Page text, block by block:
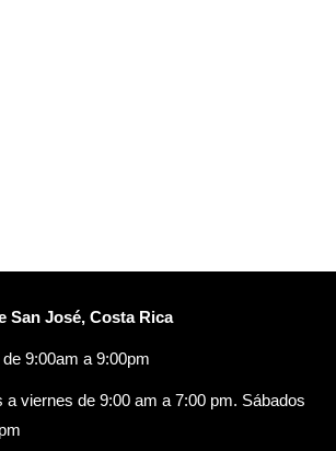
San José, Costa Rica
9:00am a 9:00pm
a viernes de 9:00 am a 7:00 pm. Sábados